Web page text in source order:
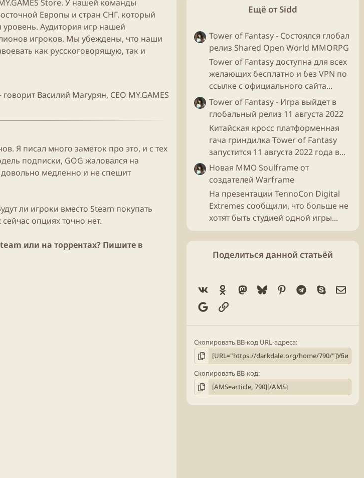
Store. У нашей команды
Европы и стран СНГ, который
Аудитория игр нашей
игроков. Мы убеждены, что наши
как русскоговорящую, так и
говорит Василий Магурян, CEO MY.GAMES
Я писал много заметок про это, и с тех
подписки, GOG жаловался на
медленно и не спешит
ли игроки вместо Steam покупать
опциях точно нет.
или на торрентах? Пишите в
Ещё от Sidd
Tower of Fantasy - Состоялся глобал
релиз Shared Open World MMORPG
Tower of Fantasy доступна для всех
желающих бесплатно и без VPN по
ссылке с официального сайта...
Tower of Fantasy - Игра выйдет в
глобальный релиз 11 августа 2022
Китайская кросс платформенная
гача гриндилка Tower of Fantasy
запустится 11 августа 2022 года в...
Новая ММО Soulframe от
создателей Warframe
На презентации TennoCon Digital
Extremes сообщили, что больше не
хотят быть студией одной игры...
Поделиться данной статьёй
Ok Mastodon
BlueskyPinterestTelegram
Skype
GoogleСсылка
Скопировать BB-код URL-адреса
Скопировать BB-код